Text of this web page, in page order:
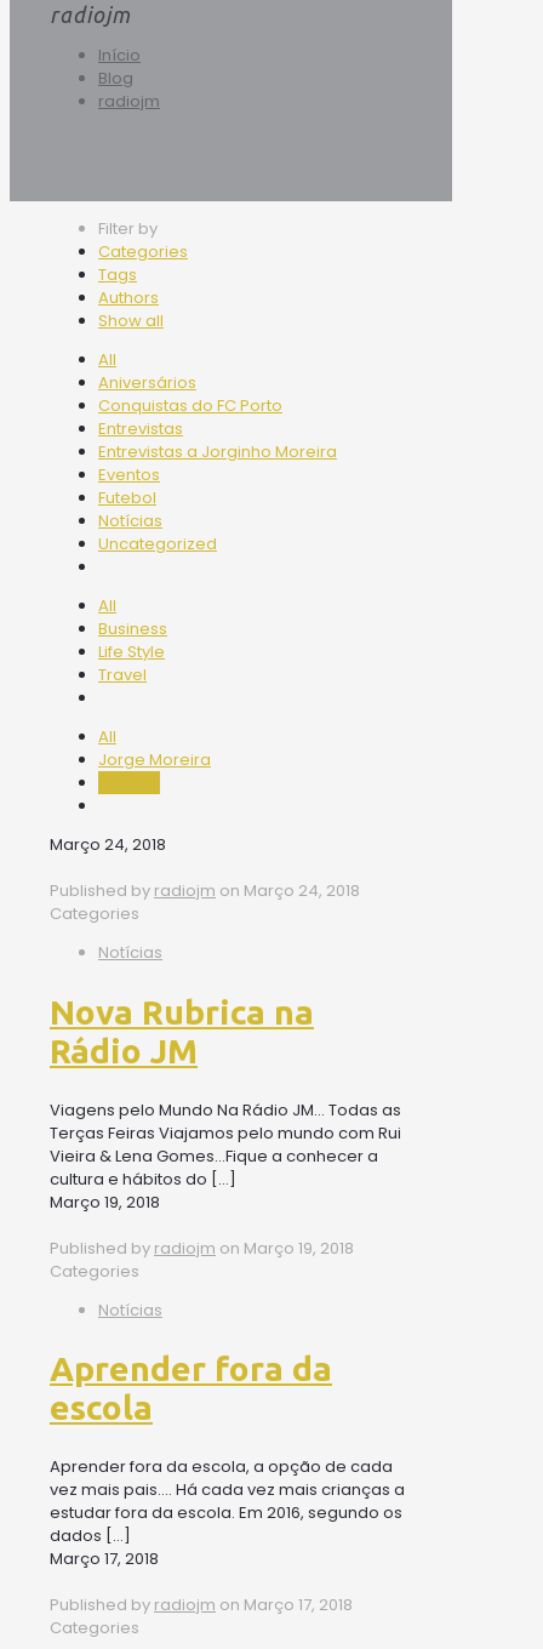
radiojm
Início
Blog
radiojm
Filter by
Categories
Tags
Authors
Show all
All
Aniversários
Conquistas do FC Porto
Entrevistas
Entrevistas a Jorginho Moreira
Eventos
Futebol
Notícias
Uncategorized
All
Business
Life Style
Travel
All
Jorge Moreira
Março 24, 2018
Published by radiojm on Março 24, 2018
Categories
Notícias
Nova Rubrica na
Rádio JM
Viagens pelo Mundo Na Rádio JM… Todas as
Terças Feiras Viajamos pelo mundo com Rui
Vieira & Lena Gomes…Fique a conhecer a
cultura e hábitos do […]
Março 19, 2018
Published by radiojm on Março 19, 2018
Categories
Notícias
Aprender fora da
escola
Aprender fora da escola, a opção de cada
vez mais pais…. Há cada vez mais crianças a
estudar fora da escola. Em 2016, segundo os
dados […]
Março 17, 2018
Published by radiojm on Março 17, 2018
Categories